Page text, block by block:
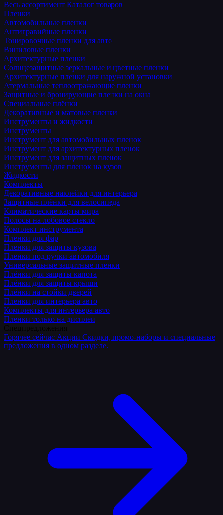
Весь ассортимент Каталог товаров
Пленки
Автомобильные пленки
Антигравийные пленки
Тонировочные пленки для авто
Виниловые пленки
Архитектурные пленки
Солнцезащитные зеркальные и цветные пленки
Архитектурные пленки для наружной установки
Атермальные теплоотражающие пленки
Защитные и бронирующие пленки на окна
Специальные плёнки
Декоративные и матовые пленки
Инструменты и жидкости
Инструменты
Инструмент для автомобильных пленок
Инструмент для архитектурных пленок
Инструмент для защитных пленок
Инструменты для пленок на кузов
Жидкости
Комплекты
Декоративные наклейки для интерьера
Защитные плёнки для велосипеда
Климатические карты мира
Полосы на лобовое стекло
Комплект инструмента
Пленки для фар
Пленки для защиты кузова
Пленки под ручки автомобиля
Универсальные защитные пленки
Плёнки для защиты капота
Плёнки для защиты крыши
Плёнки на стойки дверей
Пленки для интерьера авто
Комплекты для интерьера авто
Пленки только на дисплеи
Горячее сейчас Акции Скидки, промо-наборы и специальные
предложения в одном разделе.